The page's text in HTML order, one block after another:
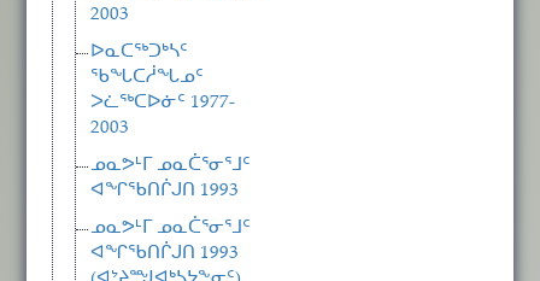
2003
ᐅᓇᑕᖅᑐᒃᓴᑦ
ᖃᖓᑕᓲᖓᓄᑦ
ᐳᓛᖅᑕᐅᓃᑦ 1977-
2003
ᓄᓇᕗᒻᒥ ᓄᓇᑖᕐᓂᕐᒧᑦ
ᐊᖏᖃᑎᒌᒍᑎ 1993
ᓄᓇᕗᒻᒥ ᓄᓇᑖᕐᓂᕐᒧᑦ
ᐊᖏᖃᑎᒌᒍᑎ 1993